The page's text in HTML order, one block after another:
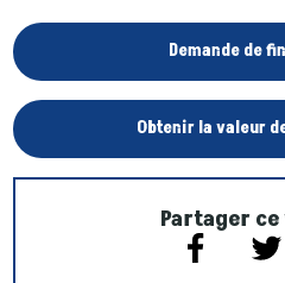
Demande de
Obtenir la valeur
Partager